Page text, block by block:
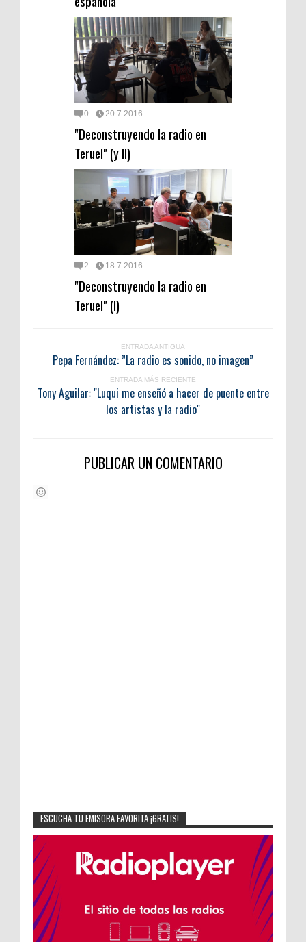
0 20.7.2016
"Deconstruyendo la radio en
Teruel" (y II)
2 18.7.2016
"Deconstruyendo la radio en
Teruel" (I)
ENTRADA ANTIGUA
Pepa Fernández: ”La radio es sonido, no imagen”
ENTRADA MÁS RECIENTE
Tony Aguilar: "Luqui me enseñó a hacer de puente entre
los artistas y la radio"
PUBLICAR UN COMENTARIO
ESCUCHA TU EMISORA FAVORITA ¡GRATIS!